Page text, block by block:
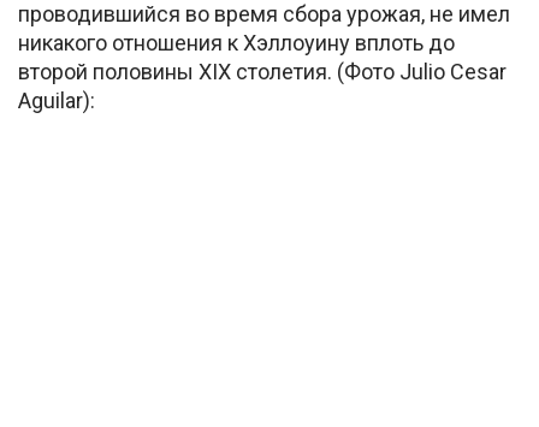
проводившийся во время сбора урожая, не имел
никакого отношения к Хэллоуину вплоть до
второй половины XIX столетия. (Фото Julio Cesar
Aguilar):